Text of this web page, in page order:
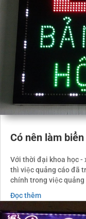
Có nên làm
Với thời đại khoa học -
thì việc quảng cáo đã
chính trong việc quảng
Đọc thêm